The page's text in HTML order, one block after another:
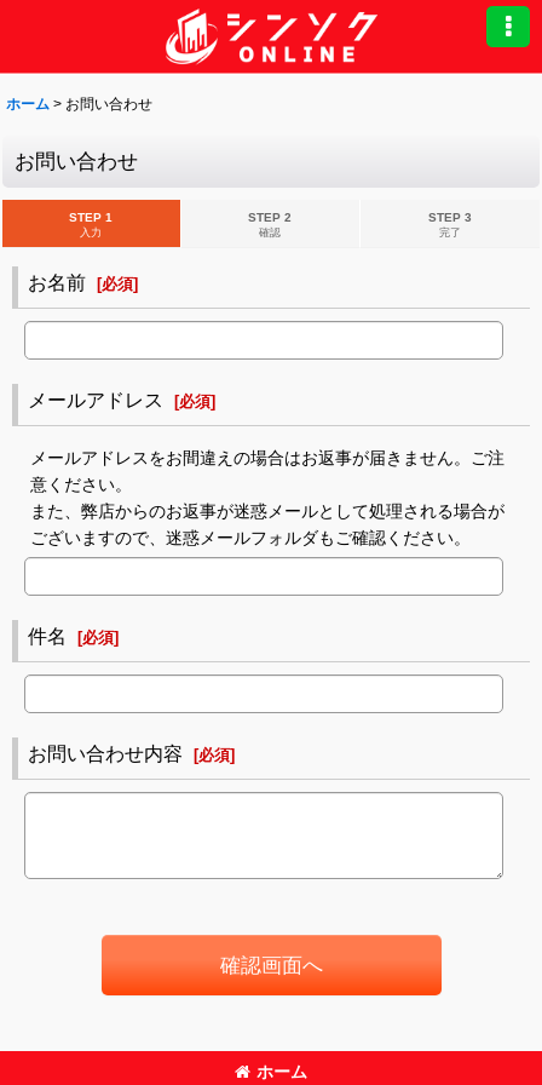
ホーム > お問い合わせ
お問い合わせ
STEP 1
入力
STEP 2
確認
STEP 3
完了
お名前 [必須]
メールアドレス [必須]
メールアドレスをお間違えの場合はお返事が届きません。ご注
意ください。
また、弊店からのお返事が迷惑メールとして処理される場合が
ございますので、迷惑メールフォルダもご確認ください。
件名 [必須]
お問い合わせ内容 [必須]
確認画面へ
ホーム